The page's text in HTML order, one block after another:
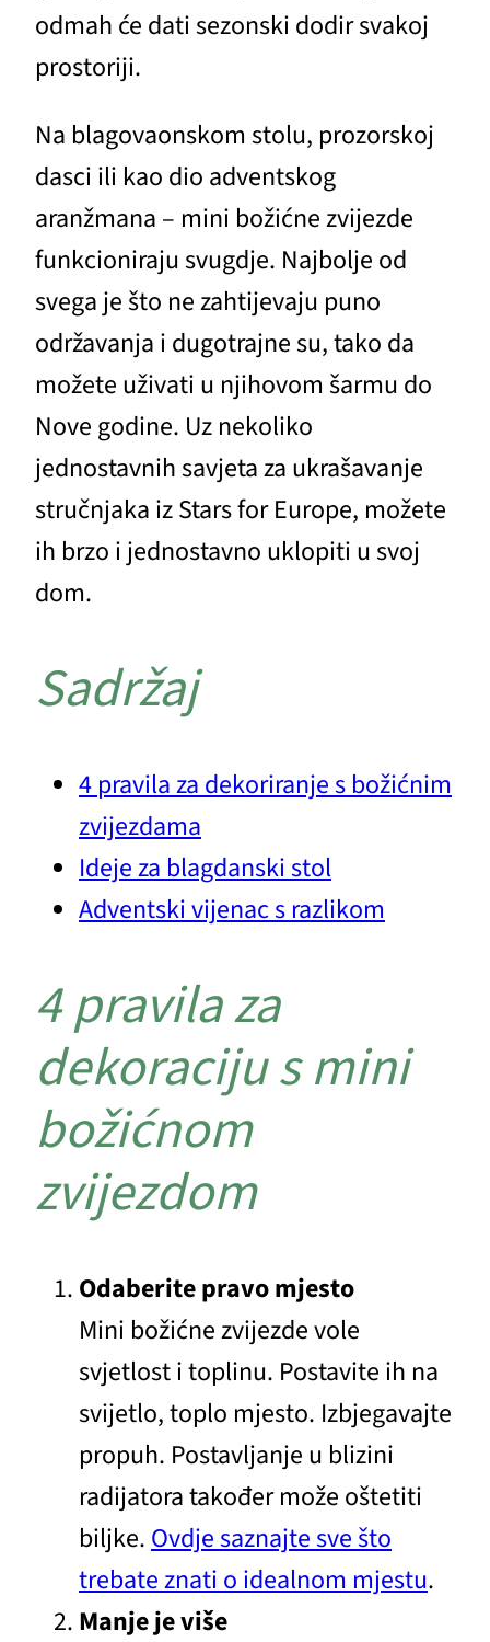
odmah će dati sezonski dodir svakoj
prostoriji.
Na blagovaonskom stolu, prozorskoj
dasci ili kao dio adventskog
aranžmana – mini božićne zvijezde
funkcioniraju svugdje. Najbolje od
svega je što ne zahtijevaju puno
održavanja i dugotrajne su, tako da
možete uživati u njihovom šarmu do
Nove godine. Uz nekoliko
jednostavnih savjeta za ukrašavanje
stručnjaka iz Stars for Europe, možete
ih brzo i jednostavno uklopiti u svoj
dom.
Sadržaj
4 pravila za dekoriranje s božićnim
zvijezdama
Ideje za blagdanski stol
Adventski vijenac s razlikom
4 pravila za
dekoraciju s mini
božićnom
zvijezdom
Odaberite pravo mjesto
Mini božićne zvijezde vole
svjetlost i toplinu. Postavite ih na
svijetlo, toplo mjesto. Izbjegavajte
propuh. Postavljanje u blizini
radijatora također može oštetiti
biljke. Ovdje saznajte sve što
trebate znati o idealnom mjestu.
Manje je više